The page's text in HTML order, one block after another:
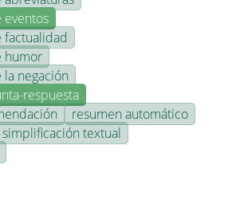
eventos
humor
negación
respuesta
resumen automático
simplificación textual